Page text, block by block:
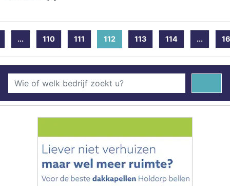
... 110 111 112(current)
113 114 ...